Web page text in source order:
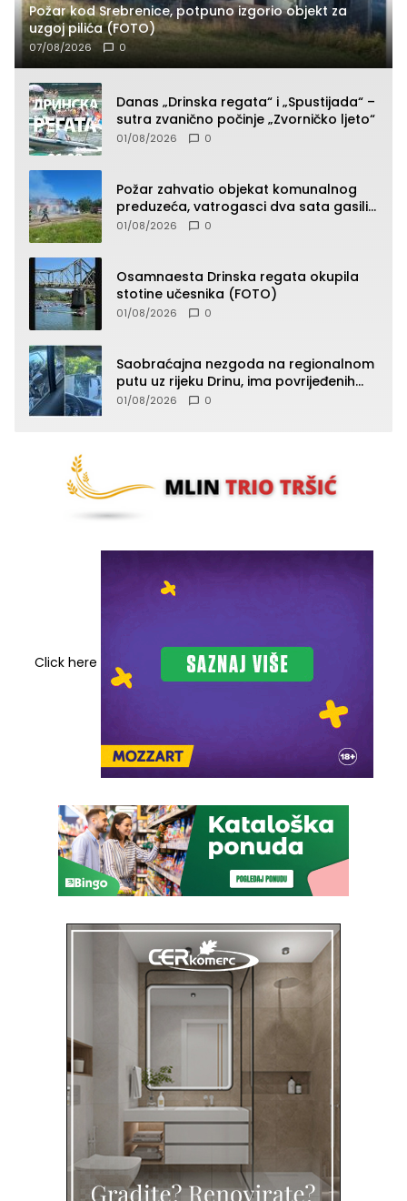
Požar kod Srebrenice, potpuno izgorio objekt za
uzgoj pilića (FOTO)
07/08/2026 0
Danas „Drinska regata“ i „Spustijada“ –
sutra zvanično počinje „Zvorničko ljeto“
01/08/2026 0
Požar zahvatio objekat komunalnog
preduzeća, vatrogasci dva sata gasili
vatru (FOTO)
01/08/2026 0
Osamnaesta Drinska regata okupila
stotine učesnika (FOTO)
01/08/2026 0
Saobraćajna nezgoda na regionalnom
putu uz rijeku Drinu, ima povrijeđenih
lica (FOTO)
01/08/2026 0
Click here